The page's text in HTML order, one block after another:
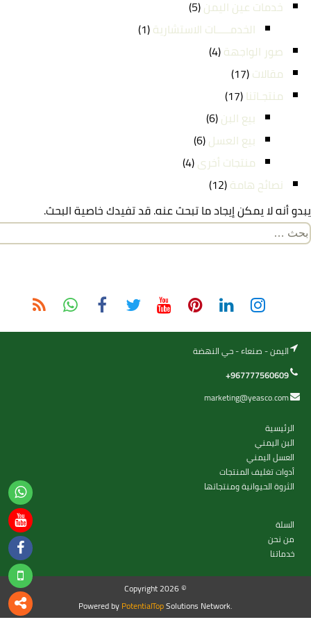
خدمات عين اليمن(5)
الخدمـــــات الاستشارية(1)
صور الواجهة(4)
مقالات(17)
منتجـاتنا (17)
بيع البن(6)
بيع العسل(6)
منتجات أخرى(4)
نصائح هامة(12)
يبدو أنه لا يمكن إيجاد ما تبحث عنه. قد تفيدك خاصية البحث.
البحث
اليمن - صنعاء - حي النهضة
+967777560609
marketing@yeasco.com
الرئيسية
البن اليمني
العسل اليمني
أدوات تغليف المنتجات
الثروة الحيوانية ومنتجاتها
السلة
من نحن
خدماتنا
Copyright 2026 ©
Powered byPotentialTopSolutions Network.